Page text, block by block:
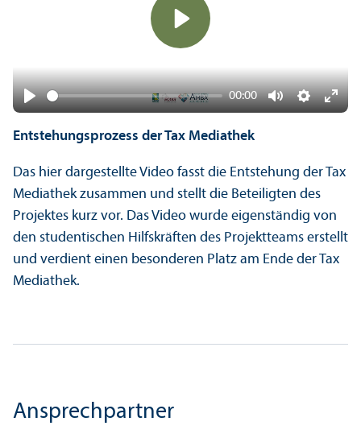
Play
00:00
MuteSettings
Play
Entstehungs­prozess der Tax Mediathek
Das hier dargestellte Video fasst die Entstehung der Tax
Mediathek zusammen und stellt die Beteiligten des
Projektes kurz vor. Das Video wurde eigenständig von
den studentischen Hilfskräften des Projekt­teams erstellt
und verdient einen besonderen Platz am Ende der Tax
Mediathek.
Ansprech­partner